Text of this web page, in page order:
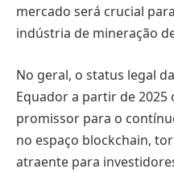
mercado será crucial
indústria de mineração
No geral, o status legal
Equador a partir de
promissor para o
no espaço blockchain,
atraente para